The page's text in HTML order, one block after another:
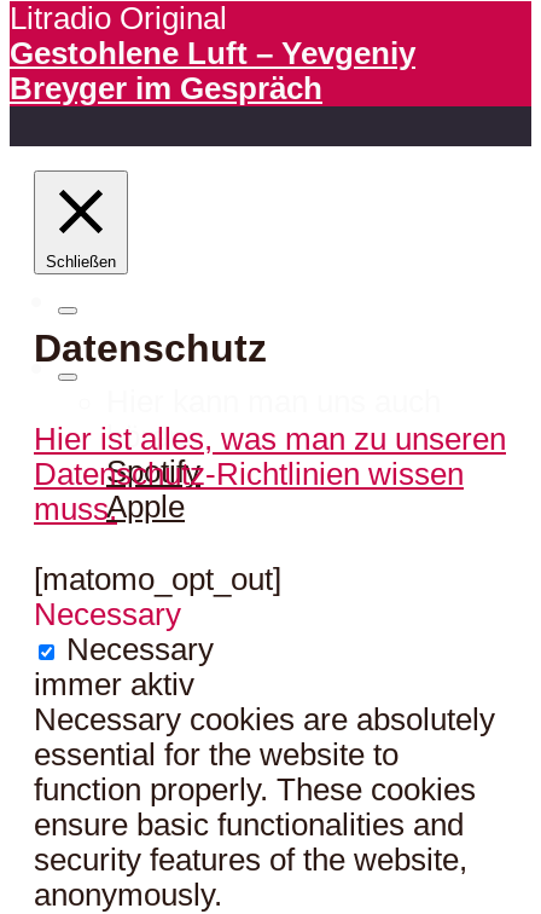
Litradio Original
Gestohlene Luft – Yevgeniy
Breyger im Gespräch
hören:
Spotify
Apple
Schließen
Datenschutz
Hier ist alles, was man zu unseren
Datenschutz-Richtlinien wissen
muss.
[matomo_opt_out]
Necessary
Necessary
immer aktiv
Necessary cookies are absolutely
essential for the website to
function properly. These cookies
ensure basic functionalities and
security features of the website,
anonymously.